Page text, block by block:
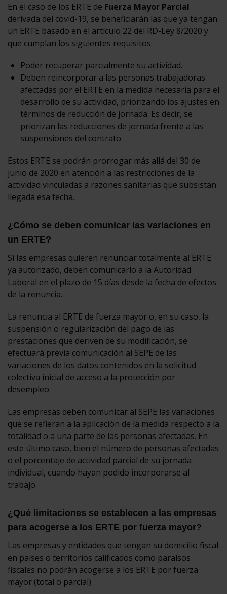
En el caso de los ERTE de Fuerza Mayor Parcial
derivada del covid-19, se beneficiarán las que ya tengan
un ERTE basado en el artículo 22 del RD-Ley 8/2020 y
que cumplan los siguientes requisitos:
Poder recuperar parcialmente su actividad.
Deben reincorporar a las personas trabajadoras
afectadas por el ERTE en la medida necesaria para el
desarrollo de su actividad, priorizando los ajustes en
términos de reducción de jornada. Es decir, se
priorizan las reducciones de jornada frente a las
suspensiones del contrato.
Estos ERTE se podrán prorrogar más allá del 30 de
junio de 2020 en atención a las restricciones de la
actividad vinculadas a razones sanitarias que subsistan
llegada esa fecha.
¿Cómo se deben comunicar las variaciones en
un ERTE?
Si las empresas quieren renunciar totalmente al ERTE
ya autorizado, deben comunicarlo a la Autoridad
Laboral en el plazo de 15 días desde la fecha de efectos
de la renuncia.
La renuncia al ERTE de fuerza mayor o, en su caso, la
suspensión o regularización del pago de las
prestaciones que deriven de su modificación, se
efectuará previa comunicación al SEPE de las
variaciones de los datos contenidos en la solicitud
colectiva inicial de acceso a la protección por
desempleo.
Las empresas deben comunicar al SEPE las variaciones
que se refieran a la aplicación de la medida respecto a la
totalidad o a una parte de las personas afectadas. En
este último caso, bien el número de personas afectadas
o el porcentaje de actividad parcial de su jornada
individual, cuando hayan podido incorporarse al
trabajo.
¿Qué limitaciones se establecen a las empresas
para acogerse a los ERTE por fuerza mayor?
Las empresas y entidades que tengan su domicilio fiscal
en países o territorios calificados como paraísos
fiscales no podrán acogerse a los ERTE por fuerza
mayor (total o parcial).